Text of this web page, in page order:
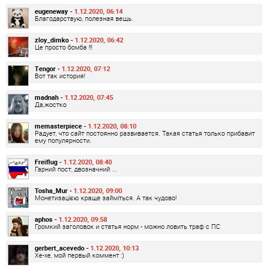
eugeneway - 1.12.2020, 06:14
Благодарствую, полезная вещь.
zloy_dimko - 1.12.2020, 06:42
Це просто бомба !!!
Tengor - 1.12.2020, 07:12
Вот так история!
madnah - 1.12.2020, 07:45
Да,жостко
memasterpiece - 1.12.2020, 08:10
Радует, что сайт постоянно развивается. Такая статья только прибавит
ему популярности.
Freiflug - 1.12.2020, 08:40
Гарний пост, двозначний ...
Tosha_Mur - 1.12.2020, 09:00
Монетизацією краще займіться. А так чудово!
aphos - 1.12.2020, 09:58
Громкий заголовок и статья норм - можно ловить траф с ПС
gerbert_acevedo - 1.12.2020, 10:13
Хе-хе, мой первый коммент :)